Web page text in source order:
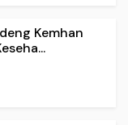
Kemhan